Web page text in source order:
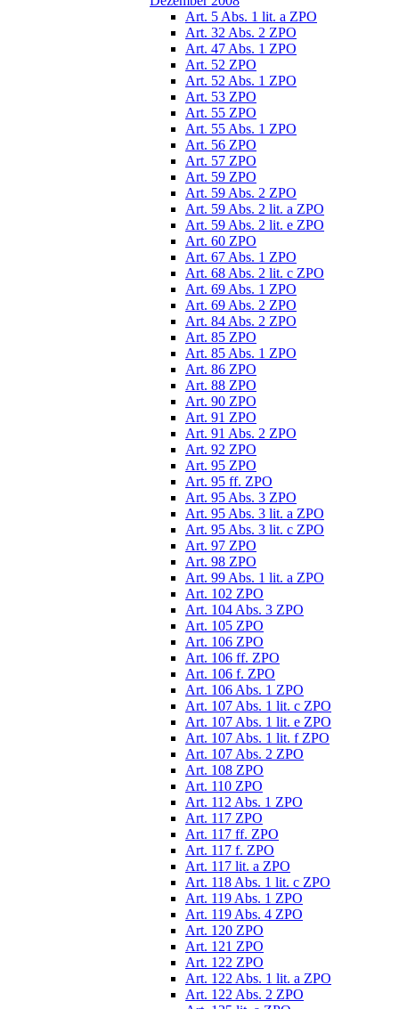
Art. 5 Abs. 1 lit. a ZPO
Art. 32 Abs. 2 ZPO
Art. 47 Abs. 1 ZPO
Art. 52 ZPO
Art. 52 Abs. 1 ZPO
Art. 53 ZPO
Art. 55 ZPO
Art. 55 Abs. 1 ZPO
Art. 56 ZPO
Art. 57 ZPO
Art. 59 ZPO
Art. 59 Abs. 2 ZPO
Art. 59 Abs. 2 lit. a ZPO
Art. 59 Abs. 2 lit. e ZPO
Art. 60 ZPO
Art. 67 Abs. 1 ZPO
Art. 68 Abs. 2 lit. c ZPO
Art. 69 Abs. 1 ZPO
Art. 69 Abs. 2 ZPO
Art. 84 Abs. 2 ZPO
Art. 85 ZPO
Art. 85 Abs. 1 ZPO
Art. 86 ZPO
Art. 88 ZPO
Art. 90 ZPO
Art. 91 ZPO
Art. 91 Abs. 2 ZPO
Art. 92 ZPO
Art. 95 ZPO
Art. 95 ff. ZPO
Art. 95 Abs. 3 ZPO
Art. 95 Abs. 3 lit. a ZPO
Art. 95 Abs. 3 lit. c ZPO
Art. 97 ZPO
Art. 98 ZPO
Art. 99 Abs. 1 lit. a ZPO
Art. 102 ZPO
Art. 104 Abs. 3 ZPO
Art. 105 ZPO
Art. 106 ZPO
Art. 106 ff. ZPO
Art. 106 f. ZPO
Art. 106 Abs. 1 ZPO
Art. 107 Abs. 1 lit. c ZPO
Art. 107 Abs. 1 lit. e ZPO
Art. 107 Abs. 1 lit. f ZPO
Art. 107 Abs. 2 ZPO
Art. 108 ZPO
Art. 110 ZPO
Art. 112 Abs. 1 ZPO
Art. 117 ZPO
Art. 117 ff. ZPO
Art. 117 f. ZPO
Art. 117 lit. a ZPO
Art. 118 Abs. 1 lit. c ZPO
Art. 119 Abs. 1 ZPO
Art. 119 Abs. 4 ZPO
Art. 120 ZPO
Art. 121 ZPO
Art. 122 ZPO
Art. 122 Abs. 1 lit. a ZPO
Art. 122 Abs. 2 ZPO